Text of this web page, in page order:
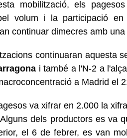
mobilització, els
volum i la participació
continuar dimecres amb una
continuaran aquesta
i també a l'N-2 a
a Madrid el
va xifrar en 2.000 la
dels productors es va
el 6 de febrer, es van